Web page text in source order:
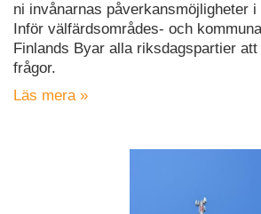
ni invånarnas påverkansmöjligheter
Inför välfärdsområdes- och
Finlands Byar alla riksdagspartier
frågor.
Läs mera »